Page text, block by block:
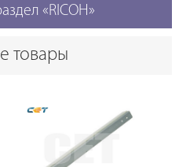
«RICOH»
товары